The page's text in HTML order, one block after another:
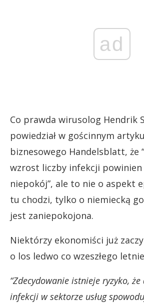
ad
Co prawda wirusolog Hendrik
powiedział w gościnnym
biznesowego Handelsblatt, że
wzrost liczby infekcji powinien
niepokój”, ale to nie o aspekt
tu chodzi, tylko o niemiecką
jest zaniepokojona.
Niektórzy ekonomiści już
o los ledwo co wzeszłego
“Zdecydowanie istnieje ryzyko,
infekcji w sektorze usług